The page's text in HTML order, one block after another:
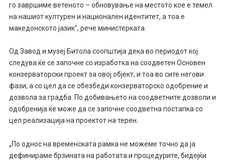
го завршиме ветеното – обновување на местото кое е темел
на нашиот културен и национален идентитет, а тоа е
македонското јазик”, рече министерката.
Од Завод и музеј Битола соопштија дека во периодот кој
следува ќе се започне со изработка на соодветен Основен
конзерваторски проект за овој објект, и тоа во сите негови
фази, а со цел да се обезбеди конзерваторско одобрение и
дозвола за градба. По добивањето на соодветните дозволи и
одобренија ќе може да се започне соодветна постапка со
цел реализација на проектот на терен.
„По однос на временската рамка не можеме точно да ја
дефинираме брзината на работата и процедурите, бидејќи